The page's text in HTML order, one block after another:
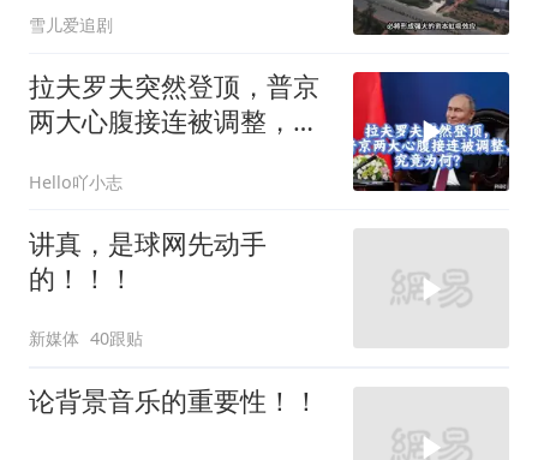
雪儿爱追剧
拉夫罗夫突然登顶，普京
两大心腹接连被调整，究
Hello吖小志
讲真，是球网先动手
的！！！
新媒体 40跟贴
论背景音乐的重要性！！